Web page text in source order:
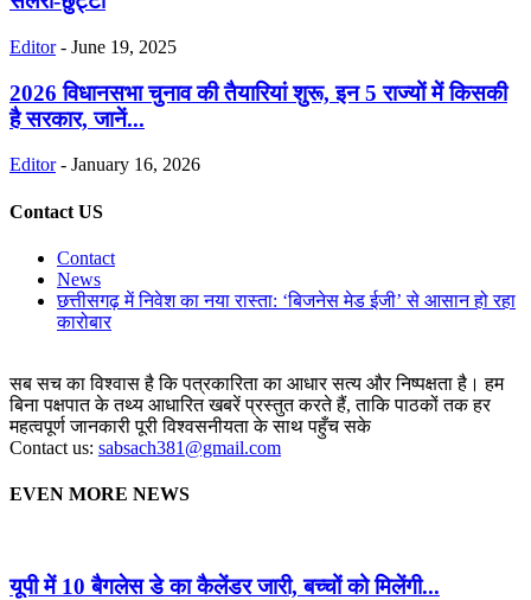
Editor - June 19, 2025
2026 विधानसभा चुनाव की तैयारियां शुरू, इन 5 राज्यों में किसकी
है सरकार, जानें...
Editor - January 16, 2026
Contact US
Contact
News
छत्तीसगढ़ में निवेश का नया रास्ता: ‘बिजनेस मेड ईजी’ से आसान हो रहा
कारोबार
सब सच का विश्वास है कि पत्रकारिता का आधार सत्य और निष्पक्षता है। हम
बिना पक्षपात के तथ्य आधारित खबरें प्रस्तुत करते हैं, ताकि पाठकों तक हर
महत्वपूर्ण जानकारी पूरी विश्वसनीयता के साथ पहुँच सके
Contact us: sabsach381@gmail.com
EVEN MORE NEWS
यूपी में 10 बैगलेस डे का कैलेंडर जारी, बच्चों को मिलेंगी...